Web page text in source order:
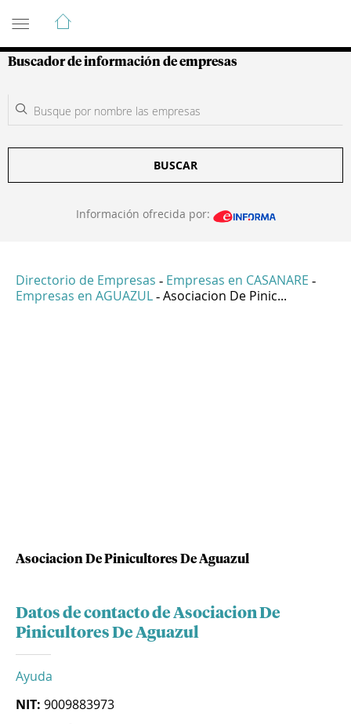
Guía de Empresas Colombianas
Buscador de información de empresas
BUSCAR
Información ofrecida por:
Directorio de Empresas - Empresas en CASANARE -
Empresas en AGUAZUL - Asociacion De Pinic...
Asociacion De Pinicultores De Aguazul
Datos de contacto de Asociacion De
Pinicultores De Aguazul
Ayuda
NIT: 9009883973